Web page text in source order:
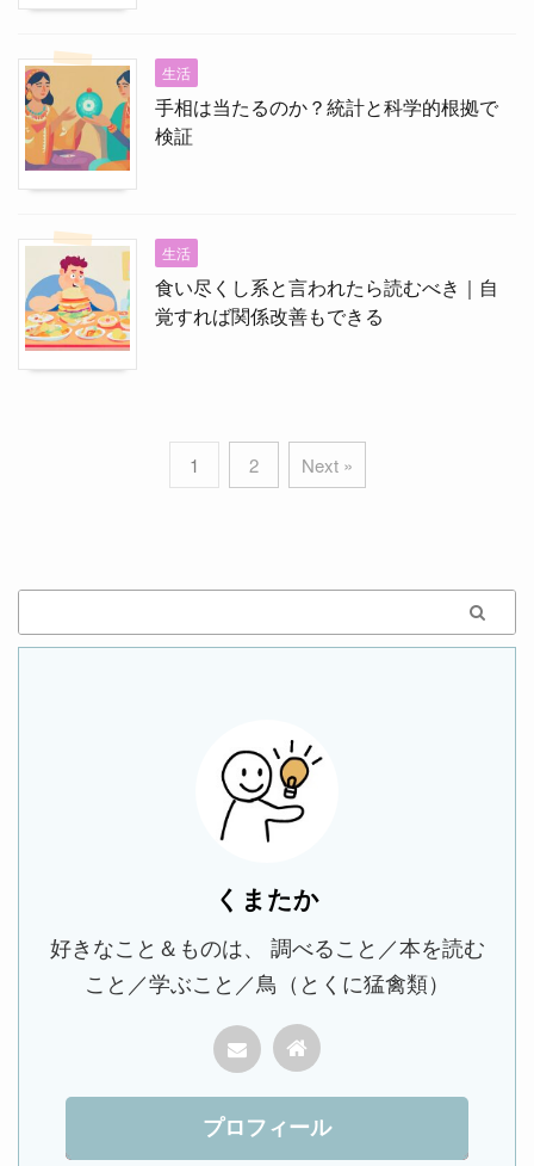
生活
手相は当たるのか？統計と科学的根拠で
検証
生活
食い尽くし系と言われたら読むべき｜自
覚すれば関係改善もできる
1 2 Next »
くまたか
好きなこと＆ものは、 調べること／本を読む
こと／学ぶこと／鳥（とくに猛禽類）
プロフィール